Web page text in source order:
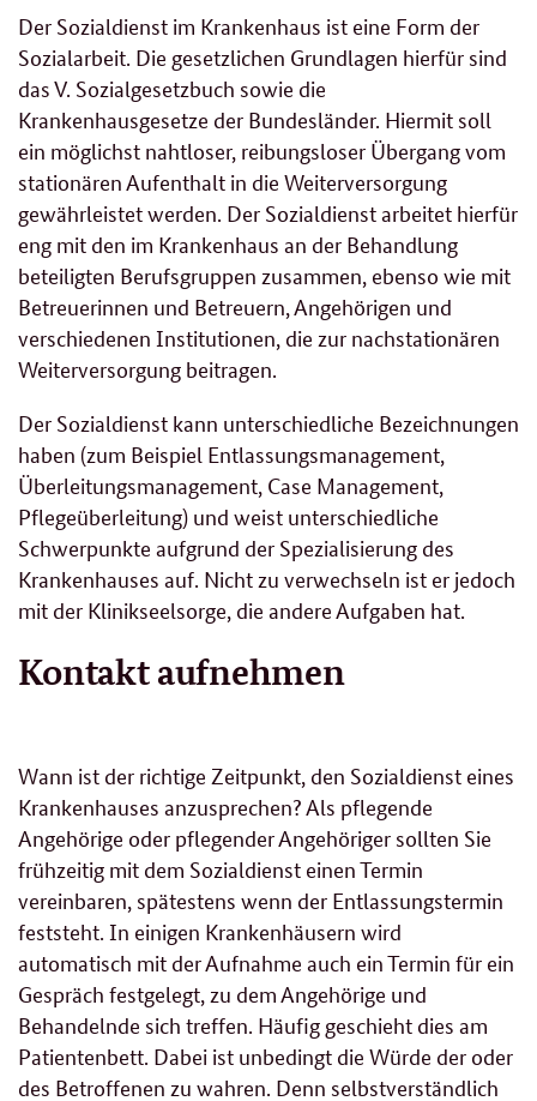
Der Sozialdienst im Krankenhaus ist eine Form der
Sozialarbeit. Die gesetzlichen Grundlagen hierfür sind
das V. Sozialgesetzbuch sowie die
Krankenhausgesetze der Bundesländer. Hiermit soll
ein möglichst nahtloser, reibungsloser Übergang vom
stationären Aufenthalt in die Weiterversorgung
gewährleistet werden. Der Sozialdienst arbeitet hierfür
eng mit den im Krankenhaus an der Behandlung
beteiligten Berufsgruppen zusammen, ebenso wie mit
Betreuerinnen und Betreuern, Angehörigen und
verschiedenen Institutionen, die zur nachstationären
Weiterversorgung beitragen.
Der Sozialdienst kann unterschiedliche Bezeichnungen
haben (zum Beispiel Entlassungsmanagement,
Überleitungsmanagement, Case Management,
Pflegeüberleitung) und weist unterschiedliche
Schwerpunkte aufgrund der Spezialisierung des
Krankenhauses auf. Nicht zu verwechseln ist er jedoch
mit der Klinikseelsorge, die andere Aufgaben hat.
Kontakt aufnehmen
Wann ist der richtige Zeitpunkt, den Sozialdienst eines
Krankenhauses anzusprechen? Als pflegende
Angehörige oder pflegender Angehöriger sollten Sie
frühzeitig mit dem Sozialdienst einen Termin
vereinbaren, spätestens wenn der Entlassungstermin
feststeht. In einigen Krankenhäusern wird
automatisch mit der Aufnahme auch ein Termin für ein
Gespräch festgelegt, zu dem Angehörige und
Behandelnde sich treffen. Häufig geschieht dies am
Patientenbett. Dabei ist unbedingt die Würde der oder
des Betroffenen zu wahren. Denn selbstverständlich